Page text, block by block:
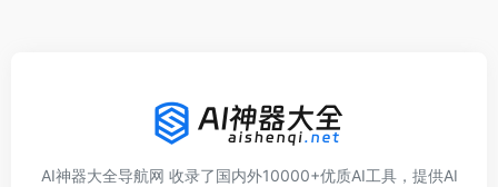
AI神器大全导航网 收录了国内外10000+优质AI工具，提供AI